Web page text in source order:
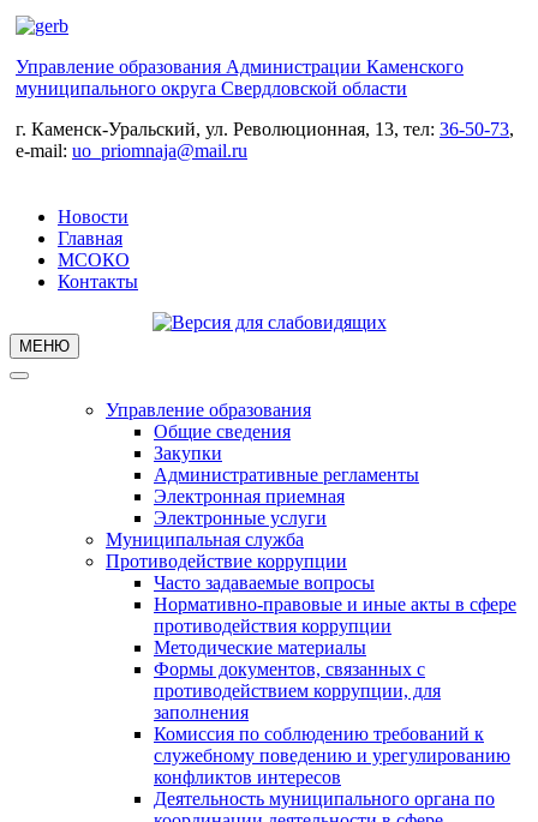
Управление образования Администрации Каменского
муниципального округа Свердловской области
г. Каменск-Уральский, ул. Революционная, 13, тел: 36-50-73,
e-mail: uo_priomnaja@mail.ru
Новости
Главная
МСОКО
Контакты
МЕНЮ
Управление образования
Общие сведения
Закупки
Административные регламенты
Электронная приемная
Электронные услуги
Муниципальная служба
Противодействие коррупции
Часто задаваемые вопросы
Нормативно-правовые и иные акты в сфере
противодействия коррупции
Методические материалы
Формы документов, связанных с
противодействием коррупции, для
заполнения
Комиссия по соблюдению требований к
служебному поведению и урегулированию
конфликтов интересов
Деятельность муниципального органа по